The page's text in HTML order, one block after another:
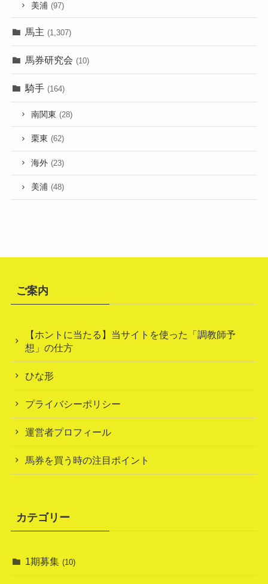
美浦 (97)
馬主 (1,307)
馬券研究会 (10)
騎手 (164)
南関東 (28)
栗東 (62)
海外 (23)
美浦 (48)
ご案内
【ホントに当たる】当サイトを使った「調教師予
想」の仕方
ひな形
プライバシーポリシー
運営者プロフィール
馬券を買う時の注目ポイント
カテゴリー
1期募集 (10)